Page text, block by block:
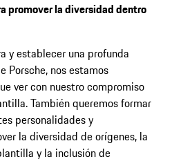
promover la diversidad dentro
y establecer una profunda
Porsche, nos estamos
ver con nuestro compromiso
También queremos formar
personalidades y
la diversidad de orígenes, la
y la inclusión de